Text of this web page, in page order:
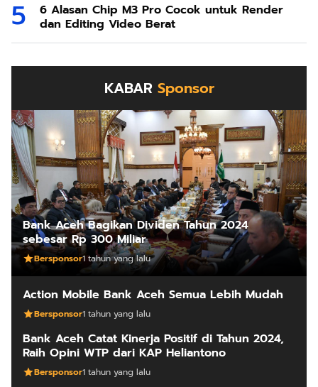
6 Alasan Chip M3 Pro Cocok untuk Render
dan Editing Video Berat
KABAR Sponsor
Bank Aceh Bagikan Dividen Tahun 2024
sebesar Rp 300 Miliar
Bersponsor1 tahun yang lalu
Action Mobile Bank Aceh Semua Lebih Mudah
Bersponsor1 tahun yang lalu
Bank Aceh Catat Kinerja Positif di Tahun 2024,
Raih Opini WTP dari KAP Heliantono
Bersponsor1 tahun yang lalu